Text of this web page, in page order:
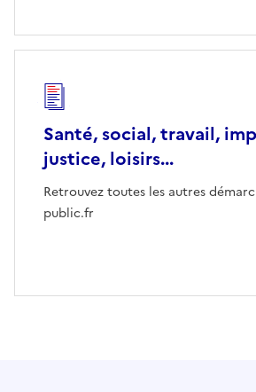
Santé, social, travail,
justice, loisirs...
Retrouvez toutes les autres
public.fr